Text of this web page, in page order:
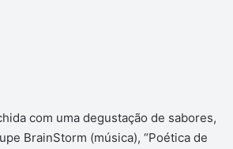
com uma degustação de sabores,
BrainStorm (música), “Poética de